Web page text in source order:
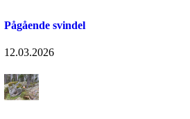
Pågående svindel
12.03.2026